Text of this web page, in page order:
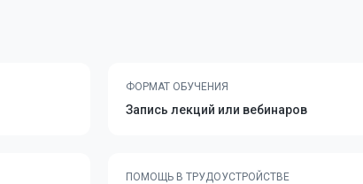
ФОРМАТ ОБУЧЕНИЯ
Запись лекций или вебинаров
ПОМОЩЬ В ТРУДОУСТРОЙСТВЕ